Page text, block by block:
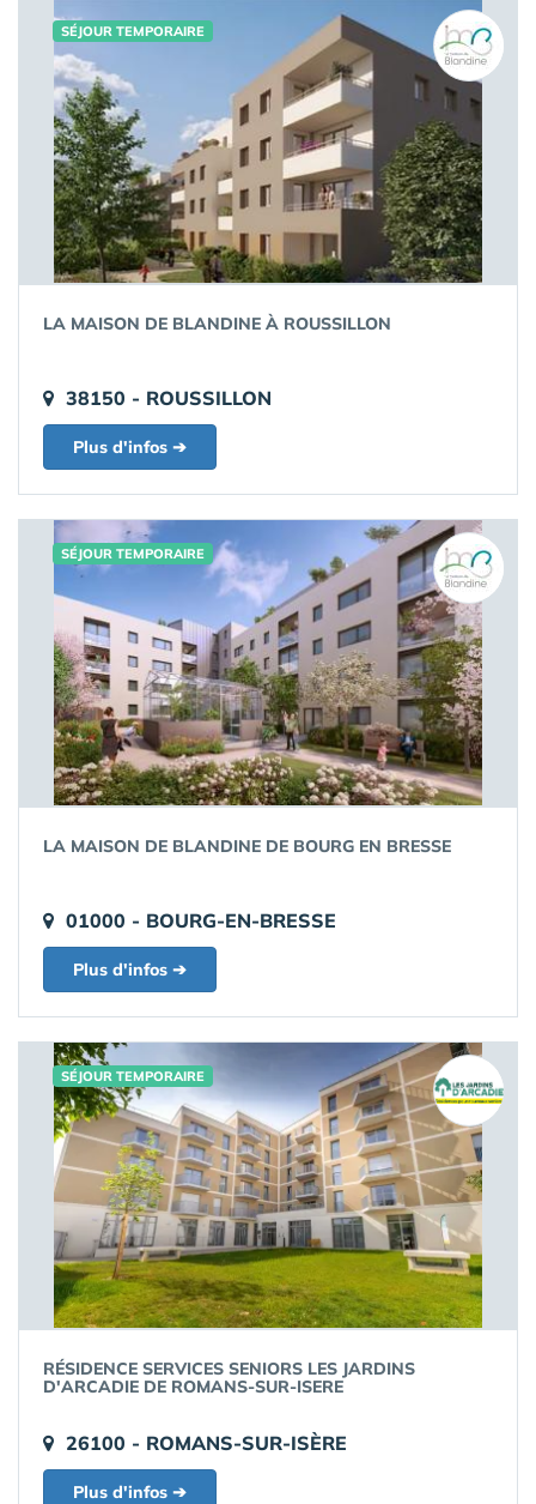
SÉJOUR TEMPORAIRE
LA MAISON DE BLANDINE À ROUSSILLON
38150 - ROUSSILLON
Plus d'infos ➔
SÉJOUR TEMPORAIRE
LA MAISON DE BLANDINE DE BOURG EN BRESSE
01000 - BOURG-EN-BRESSE
Plus d'infos ➔
SÉJOUR TEMPORAIRE
RÉSIDENCE SERVICES SENIORS LES JARDINS
D'ARCADIE DE ROMANS-SUR-ISERE
26100 - ROMANS-SUR-ISÈRE
Plus d'infos ➔